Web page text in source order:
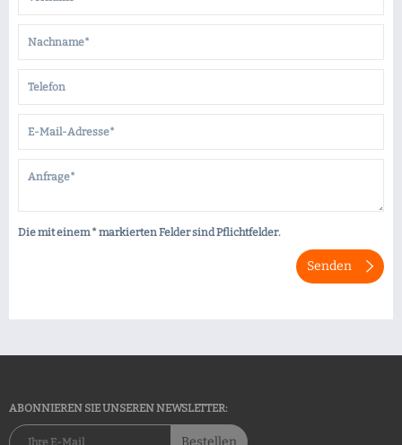
Die mit einem * markierten Felder sind Pflichtfelder.
Senden
ABONNIEREN SIE UNSEREN NEWSLETTER:
Bestellen